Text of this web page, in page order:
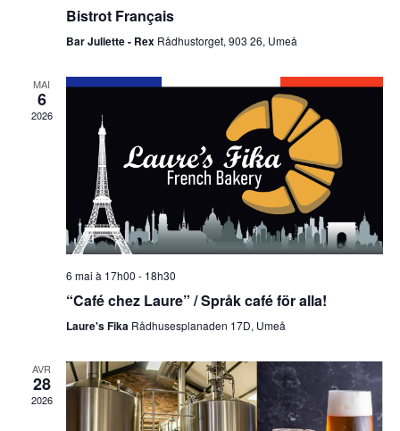
Bistrot Français
Bar Juliette - Rex Rådhustorget, 903 26, Umeå
MAI
6
2026
6 mai à 17h00 - 18h30
“Café chez Laure” / Språk café för alla!
Laure's Fika Rådhusesplanaden 17D, Umeå
AVR
28
2026